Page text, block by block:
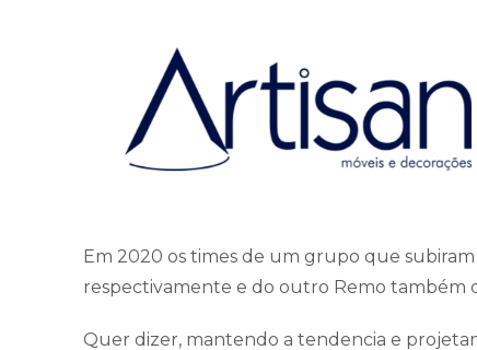
Em 2020 os times de um grupo que
respectivamente e do outro Remo também
Quer dizer, mantendo a tendencia e